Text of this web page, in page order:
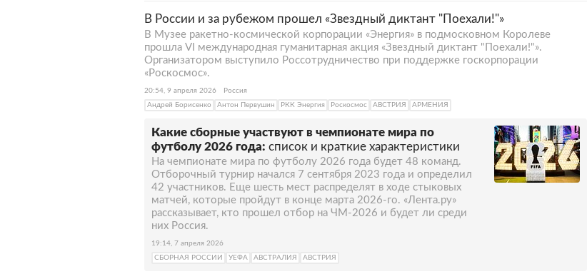
В России и за рубежом прошел «Звездный диктант "Поехали!"»
В Музее ракетно-космической корпорации «Энергия» в подмосковном Королеве
прошла VI международная гуманитарная акция «Звездный диктант "Поехали!"».
Организатором выступило Россотрудничество при поддержке госкорпорации
«Роскосмос».
20:54, 9 апреля 2026
Россия
Андрей Борисенко
Антон Первушин РКК Энергия Роскосмос АВСТРИЯ АРМЕНИЯ
Какие сборные участвуют в чемпионате мира по
футболу 2026 года: список и краткие характеристики
На чемпионате мира по футболу 2026 года будет 48 команд.
Отборочный турнир начался 7 сентября 2023 года и определил
42 участников. Еще шесть мест распределят в ходе стыковых
матчей, которые пройдут в конце марта 2026-го. «Лента.ру»
рассказывает, кто прошел отбор на ЧМ-2026 и будет ли среди
них Россия.
19:14, 7 апреля 2026
СБОРНАЯ РОССИИ
УЕФА АВСТРАЛИЯ АВСТРИЯ